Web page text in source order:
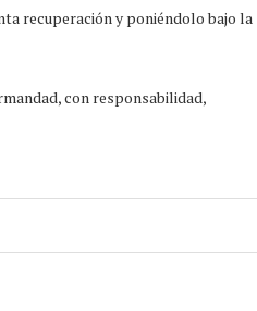
recuperación y poniéndolo bajo la
con responsabilidad,